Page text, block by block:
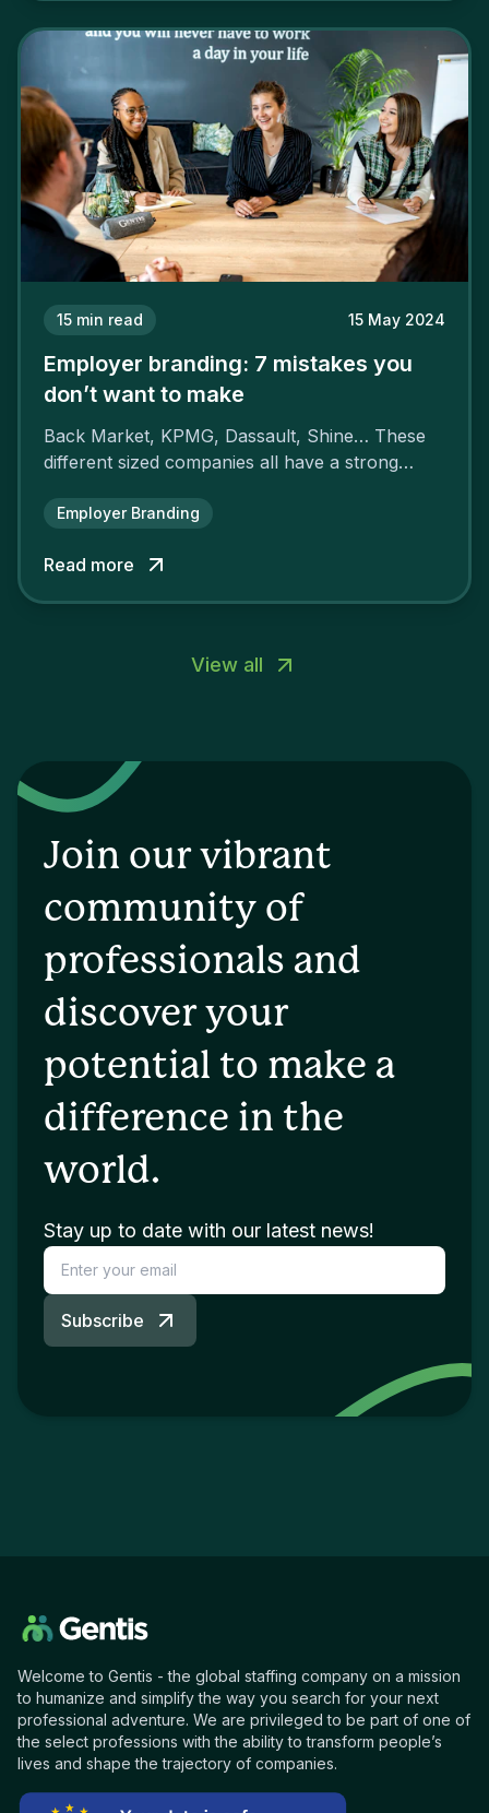
15 min read 15 May 2024
Employer branding: 7 mistakes you
don’t want to make
Back Market, KPMG, Dassault, Shine… These
different sized companies all have a strong
attractiveness and loyalty and makes their
Employer Branding
Read more
View all
Join our vibrant
community of
professionals and
discover your
potential to make a
difference in the
world.
Stay up to date with our latest news!
Subscribe
Welcome to Gentis - the global staffing company on a mission
to humanize and simplify the way you search for your next
professional adventure. We are privileged to be part of one of
the select professions with the ability to transform people’s
lives and shape the trajectory of companies.